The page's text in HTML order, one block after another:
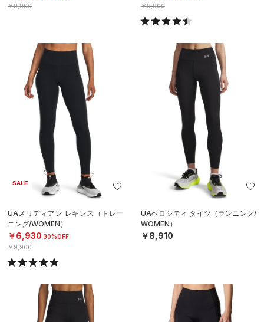
￥9,900
￥9,900
SALE
UAメリディアン レギンス（トレー
ニング/WOMEN）
￥6,930 30%OFF
￥9,900
UAベロシティ タイツ（ランニング/
WOMEN）
￥8,910